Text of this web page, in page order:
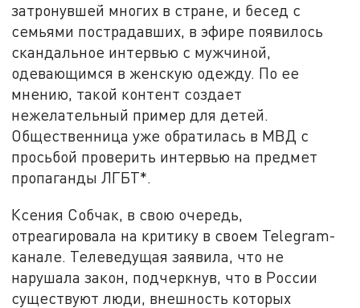
затронувшей многих в стране, и бесед с
семьями пострадавших, в эфире появилось
скандальное интервью с мужчиной,
одевающимся в женскую одежду. По ее
мнению, такой контент создает
нежелательный пример для детей.
Общественница уже обратилась в МВД с
просьбой проверить интервью на предмет
пропаганды ЛГБТ*.
Ксения Собчак, в свою очередь,
отреагировала на критику в своем Telegram-
канале. Телеведущая заявила, что не
нарушала закон, подчеркнув, что в России
существуют люди, внешность которых